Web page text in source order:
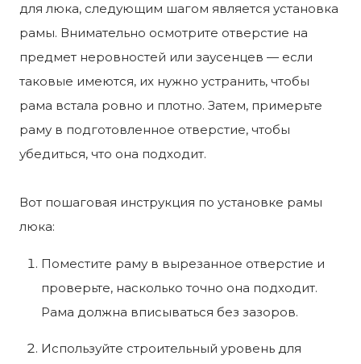
для люка, следующим шагом является установка
рамы. Внимательно осмотрите отверстие на
предмет неровностей или заусенцев — если
таковые имеются, их нужно устранить, чтобы
рама встала ровно и плотно. Затем, примерьте
раму в подготовленное отверстие, чтобы
убедиться, что она подходит.
Вот пошаговая инструкция по установке рамы
люка:
Поместите раму в вырезанное отверстие и
проверьте, насколько точно она подходит.
Рама должна вписываться без зазоров.
Используйте строительный уровень для